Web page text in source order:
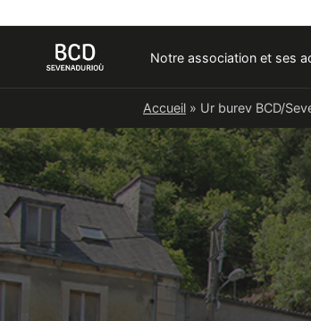
Notre association et ses
content
Accueil » Ur burev BCD/